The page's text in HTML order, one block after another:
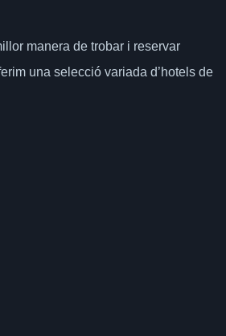
manera de trobar i reservar
una selecció variada d’hotels de